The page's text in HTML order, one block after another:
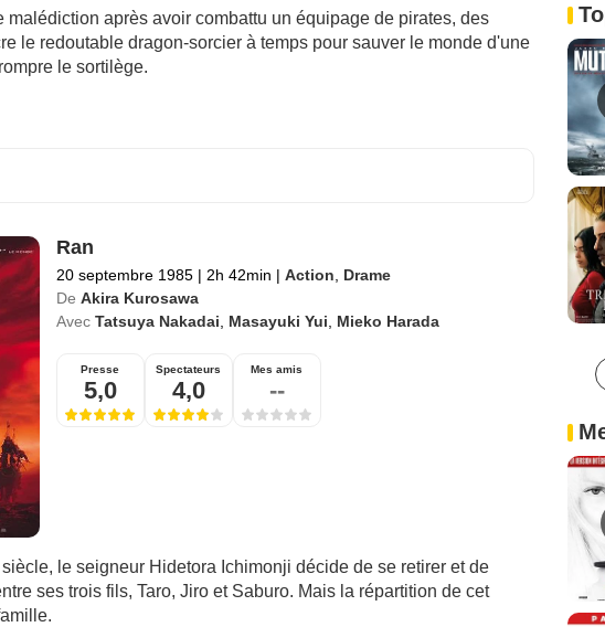
malédiction après avoir combattu un équipage de pirates, des
le redoutable dragon-sorcier à temps pour sauver le monde d'une
le sortilège.
Ran
20 septembre 1985 | 2h 42min | Action, Drame
De Akira Kurosawa
Avec Tatsuya Nakadai, Masayuki Yui, Mieko Harada
Presse
5,0
Spectateurs
4,0
Mes amis
--
le seigneur Hidetora Ichimonji décide de se retirer et de
ses trois fils, Taro, Jiro et Saburo. Mais la répartition de cet